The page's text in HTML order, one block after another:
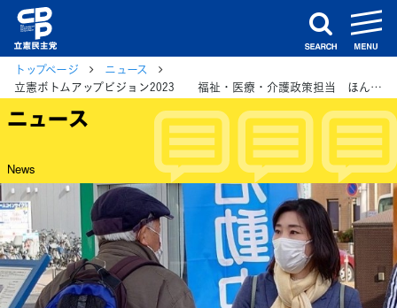
search
トップページ
ニュース
立憲ボトムアップビジョン2023 福祉・医療・介護政策担当 ほんだまきこ朝霞市議
ニュース
News